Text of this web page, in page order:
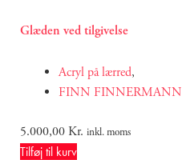
Glæden ved tilgivelse
Acryl på lærred,
FINN FINNERMANN
5.000,00Kr. inkl. moms
Tilføj til kurv